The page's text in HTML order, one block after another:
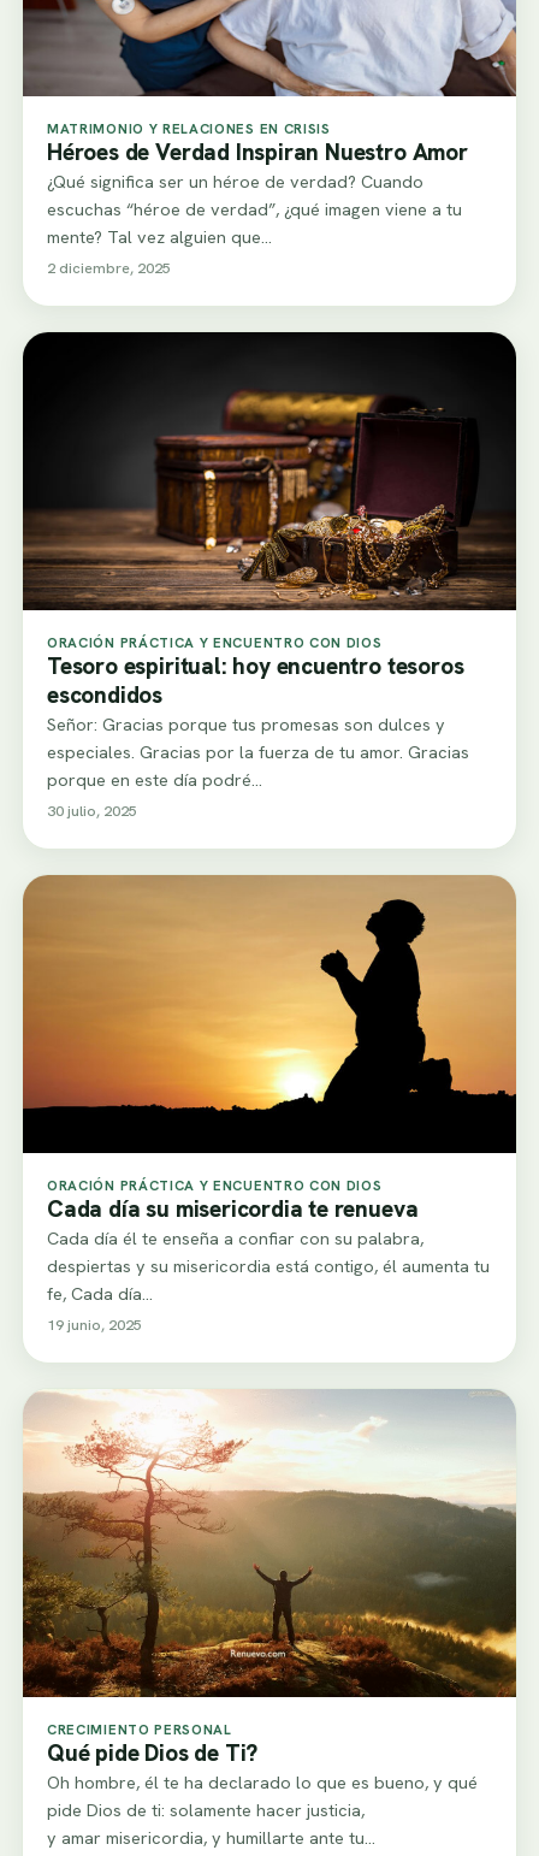
MATRIMONIO Y RELACIONES EN CRISIS
Héroes de Verdad Inspiran Nuestro Amor
¿Qué significa ser un héroe de verdad? Cuando
escuchas “héroe de verdad”, ¿qué imagen viene a tu
mente? Tal vez alguien que…
2 diciembre, 2025
ORACIÓN PRÁCTICA Y ENCUENTRO CON DIOS
Tesoro espiritual: hoy encuentro tesoros
escondidos
Señor: Gracias porque tus promesas son dulces y
especiales. Gracias por la fuerza de tu amor. Gracias
porque en este día podré…
30 julio, 2025
ORACIÓN PRÁCTICA Y ENCUENTRO CON DIOS
Cada día su misericordia te renueva
Cada día él te enseña a confiar con su palabra,
despiertas y su misericordia está contigo, él aumenta tu
fe, Cada día...
19 junio, 2025
CRECIMIENTO PERSONAL
Qué pide Dios de Ti?
Oh hombre, él te ha declarado lo que es bueno, y qué
pide Dios de ti: solamente hacer justicia,
y amar misericordia, y humillarte ante tu…